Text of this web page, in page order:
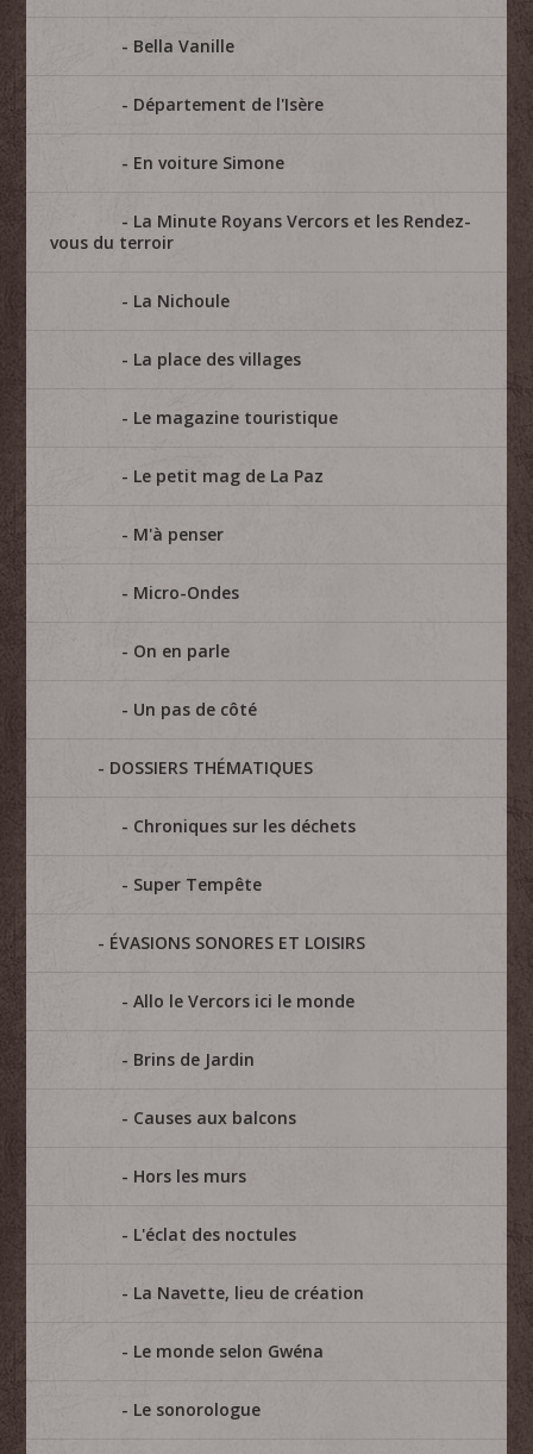
Bella Vanille
Département de l'Isère
En voiture Simone
La Minute Royans Vercors et les Rendez-
vous du terroir
La Nichoule
La place des villages
Le magazine touristique
Le petit mag de La Paz
M'à penser
Micro-Ondes
On en parle
Un pas de côté
DOSSIERS THÉMATIQUES
Chroniques sur les déchets
Super Tempête
ÉVASIONS SONORES ET LOISIRS
Allo le Vercors ici le monde
Brins de Jardin
Causes aux balcons
Hors les murs
L'éclat des noctules
La Navette, lieu de création
Le monde selon Gwéna
Le sonorologue